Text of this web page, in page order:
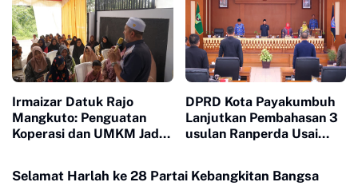
Irmaizar Datuk Rajo
Mangkuto: Penguatan
Koperasi dan UMKM Jadi
DPRD Kota Payakumbuh
Lanjutkan Pembahasan 3
usulan Ranperda Usai
Fraksi fraksi
Selamat Harlah ke 28 Partai Kebangkitan Bangsa